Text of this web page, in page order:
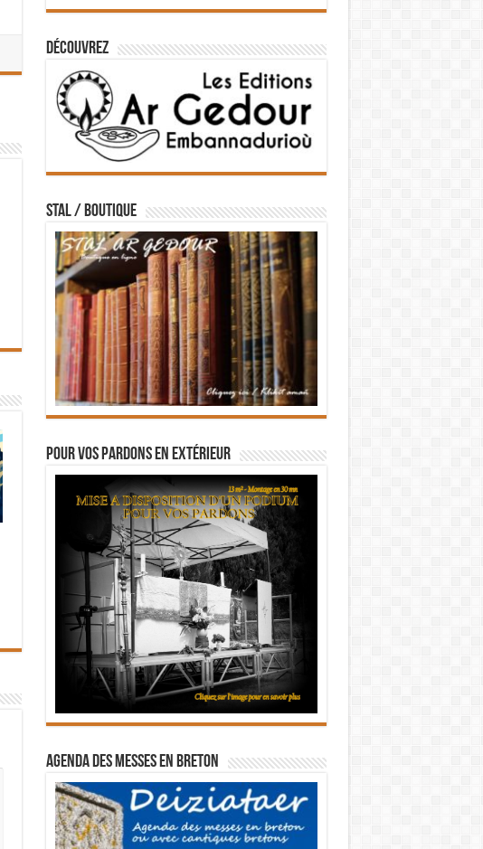
Découvrez
STAL / BOUTIQUE
Pour vos pardons en extérieur
Agenda des messes en breton